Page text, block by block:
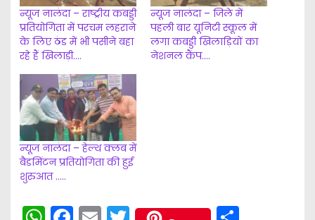
g
…
न्यूज नालंदा – राष्ट्रीय कबड्डी
प्रतियोगिता में परचम लहराने
के लिए ठंड में भी पसीने बहा
रहे हैं खिलाड़ी….
न्यूज नालंदा – जिले में
पहली बार यूनिटी स्कूल में
लगा कबड्डी खिलाड़ियों का
नेशनल कैंप….
न्यूज नालंदा – हेल्थ क्लब में
बैडमिंटन प्रतियोगिता की हुई
शुरुआत …..